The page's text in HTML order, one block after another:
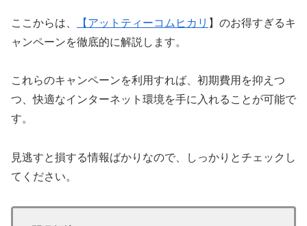
ここからは、 【 アットティーコムヒカリ 】のお得すぎるキ
ャンペーンを徹底的に解説します。
これらのキャンペーンを利用すれば、初期費用を抑えつ
つ、快適なインターネット環境を手に入れることが可能で
す。
見逃すと損する情報ばかりなので、しっかりとチェックし
てください。